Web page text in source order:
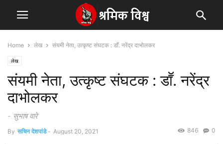
Home लेख संयमी नेता, उत्कृष्ट संघटक : डाॕ. नरेंद्र दाभोलकर
लेख
संयमी नेता, उत्कृष्ट संघटक : डाॕ. नरेंद्र
दाभोलकर
- सुभाष वारे
By सचिन देशपांडे - August 20, 2021 0
846